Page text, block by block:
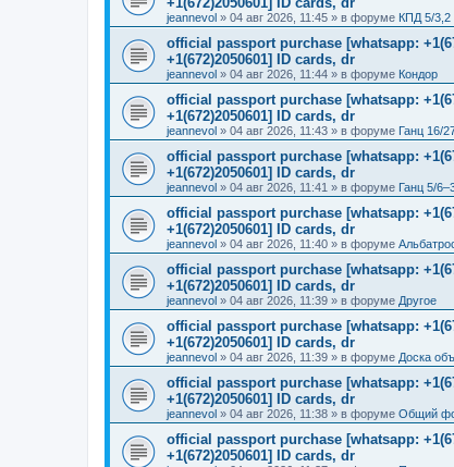
jeannevol » 04 авг 2026, 11:45 » в форуме КПД 5/
official passport purchase [whatsapp:
+1(672)2050601] ID cards, dr
jeannevol » 04 авг 2026, 11:44 » в форуме Кондор
official passport purchase [whatsapp:
+1(672)2050601] ID cards, dr
jeannevol » 04 авг 2026, 11:43 » в форуме Ганц 16/
official passport purchase [whatsapp:
+1(672)2050601] ID cards, dr
jeannevol » 04 авг 2026, 11:41 » в форуме Ганц 5/
official passport purchase [whatsapp:
+1(672)2050601] ID cards, dr
jeannevol » 04 авг 2026, 11:40 » в форуме
official passport purchase [whatsapp:
+1(672)2050601] ID cards, dr
jeannevol » 04 авг 2026, 11:39 » в форуме Другое
official passport purchase [whatsapp:
+1(672)2050601] ID cards, dr
jeannevol » 04 авг 2026, 11:39 » в форуме Доска
official passport purchase [whatsapp:
+1(672)2050601] ID cards, dr
jeannevol » 04 авг 2026, 11:38 » в форуме Общий
official passport purchase [whatsapp:
+1(672)2050601] ID cards, dr